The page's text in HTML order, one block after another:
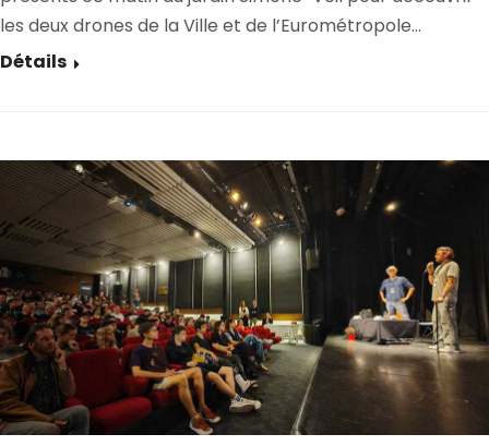
les deux drones de la Ville et de l’Eurométropole…
Détails